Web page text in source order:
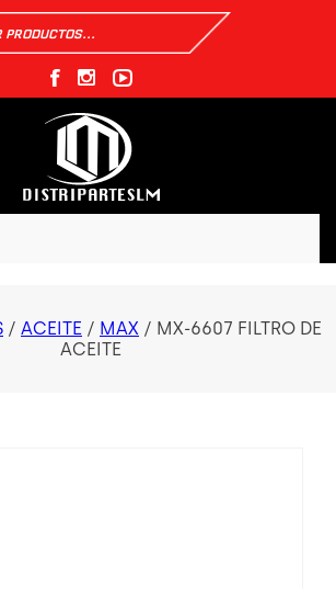
/ ACEITE / MAX / MX-6607 FILTRO DE
ACEITE